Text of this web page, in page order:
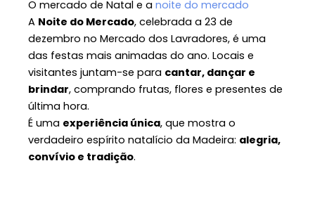
O mercado de Natal e a noite do mercado
A Noite do Mercado, celebrada a 23 de
dezembro no Mercado dos Lavradores, é uma
das festas mais animadas do ano. Locais e
visitantes juntam-se para cantar, dançar e
brindar, comprando frutas, flores e presentes de
última hora.
É uma experiência única, que mostra o
verdadeiro espírito natalício da Madeira: alegria,
convívio e tradição.